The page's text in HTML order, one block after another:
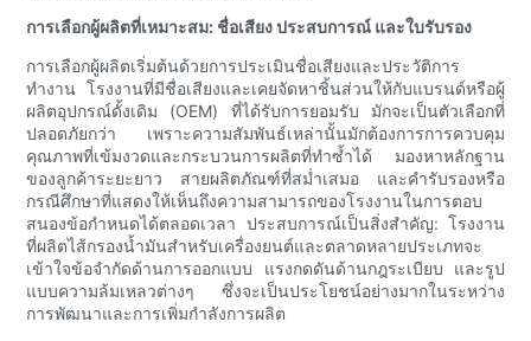
การเลือกผู้ผลิตที่เหมาะสม: ชื่อเสียง ประสบการณ์ และใบรับรอง
การเลือกผู้ผลิตเริ่มต้นด้วยการประเมินชื่อเสียงและประวัติการ
ทำงาน โรงงานที่มีชื่อเสียงและเคยจัดหาชิ้นส่วนให้กับแบรนด์หรือผู้
ผลิตอุปกรณ์ดั้งเดิม (OEM) ที่ได้รับการยอมรับ มักจะเป็นตัวเลือกที่
ปลอดภัยกว่า เพราะความสัมพันธ์เหล่านั้นมักต้องการการควบคุม
คุณภาพที่เข้มงวดและกระบวนการผลิตที่ทำซ้ำได้ มองหาหลักฐาน
ของลูกค้าระยะยาว สายผลิตภัณฑ์ที่สม่ำเสมอ และคำรับรองหรือ
กรณีศึกษาที่แสดงให้เห็นถึงความสามารถของโรงงานในการตอบ
สนองข้อกำหนดได้ตลอดเวลา ประสบการณ์เป็นสิ่งสำคัญ: โรงงาน
ที่ผลิตไส้กรองน้ำมันสำหรับเครื่องยนต์และตลาดหลายประเภทจะ
เข้าใจข้อจำกัดด้านการออกแบบ แรงกดดันด้านกฎระเบียบ และรูป
แบบความล้มเหลวต่างๆ ซึ่งจะเป็นประโยชน์อย่างมากในระหว่าง
การพัฒนาและการเพิ่มกำลังการผลิต